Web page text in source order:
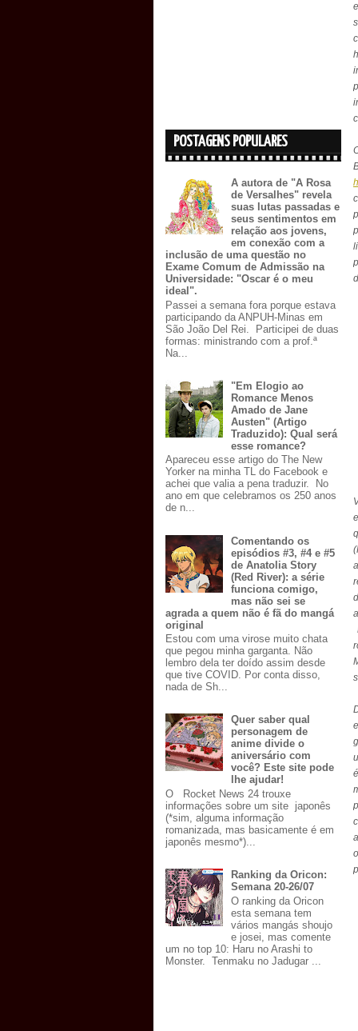
POSTAGENS POPULARES
A autora de "A Rosa
de Versalhes" revela
suas lutas passadas e
seus sentimentos em
relação aos jovens,
em conexão com a
inclusão de uma questão no
Exame Comum de Admissão na
Universidade: "Oscar é o meu
ideal".
Passei a semana fora porque estava
participando da ANPUH-Minas em
São João Del Rei. Participei de duas
formas: ministrando com a prof.ª
Na...
"Em Elogio ao
Romance Menos
Amado de Jane
Austen" (Artigo
Traduzido): Qual será
esse romance?
Apareceu esse artigo do The New
Yorker na minha TL do Facebook e
achei que valia a pena traduzir. No
ano em que celebramos os 250 anos
de n...
Comentando os
episódios #3, #4 e #5
de Anatolia Story
(Red River): a série
funciona comigo,
mas não sei se
agrada a quem não é fã do mangá
original
Estou com uma virose muito chata
que pegou minha garganta. Não
lembro dela ter doído assim desde
que tive COVID. Por conta disso,
nada de Sh...
Quer saber qual
personagem de
anime divide o
aniversário com
você? Este site pode
lhe ajudar!
O Rocket News 24 trouxe
informações sobre um site japonês
(*sim, alguma informação
romanizada, mas basicamente é em
japonês mesmo*)...
Ranking da Oricon:
Semana 20-26/07
O ranking da Oricon
esta semana tem
vários mangás shoujo
e josei, mas comente
um no top 10: Haru no Arashi to
Monster. Tenmaku no Jadugar ...